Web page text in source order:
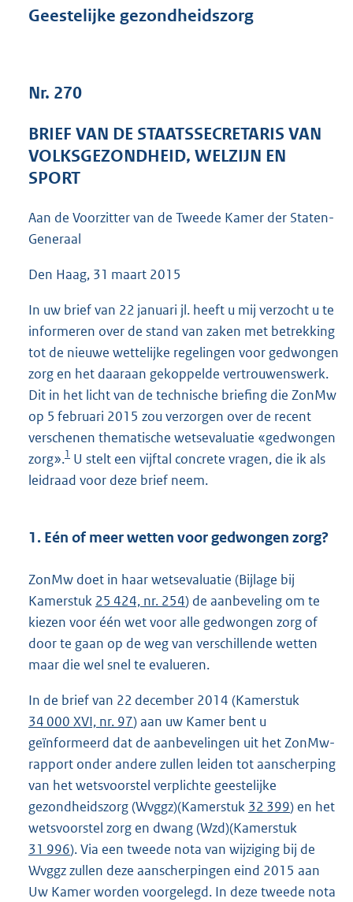
d
s
e
:
b
Geestelijke gezondheidszorg
Nr. 270
BRIEF VAN DE STAATSSECRETARIS VAN
VOLKSGEZONDHEID, WELZIJN EN
SPORT
Aan de Voorzitter van de Tweede Kamer der Staten-
Generaal
Den Haag, 31 maart 2015
In uw brief van 22 januari jl. heeft u mij verzocht u te
informeren over de stand van zaken met betrekking
tot de nieuwe wettelijke regelingen voor gedwongen
zorg en het daaraan gekoppelde vertrouwenswerk.
Dit in het licht van de technische briefing die ZonMw
op 5 februari 2015 zou verzorgen over de recent
verschenen thematische wetsevaluatie «gedwongen
zorg».1 U stelt een vijftal concrete vragen, die ik als
leidraad voor deze brief neem.
1. Eén of meer wetten voor gedwongen zorg?
ZonMw doet in haar wetsevaluatie (Bijlage bij
Kamerstuk 25 424, nr. 254) de aanbeveling om te
kiezen voor één wet voor alle gedwongen zorg of
door te gaan op de weg van verschillende wetten
maar die wel snel te evalueren.
In de brief van 22 december 2014 (Kamerstuk
34 000 XVI, nr. 97) aan uw Kamer bent u
geïnformeerd dat de aanbevelingen uit het ZonMw-
rapport onder andere zullen leiden tot aanscherping
van het wetsvoorstel verplichte geestelijke
gezondheidszorg (Wvggz)(Kamerstuk 32 399) en het
wetsvoorstel zorg en dwang (Wzd)(Kamerstuk
31 996). Via een tweede nota van wijziging bij de
Wvggz zullen deze aanscherpingen eind 2015 aan
Uw Kamer worden voorgelegd. In deze tweede nota